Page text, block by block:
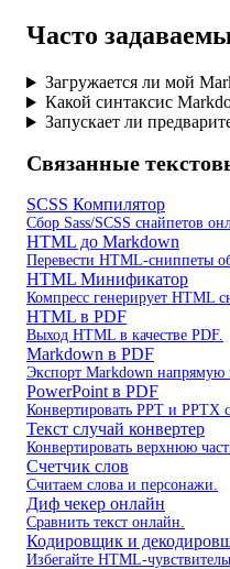
Часто
Загружается ли мой
Какой синтаксис
Запускает ли
Связанные
SCSS Компилятор
Сбор Sass/SCSS снайпетов
HTML до Markdown
Перевести HTML-сниппеты
HTML Минификатор
Компресс генерирует HTML
HTML в PDF
Выход HTML в качестве PDF.
Markdown в PDF
Экспорт Markdown напрямую
PowerPoint в PDF
Конвертировать PPT и PPTX
Текст случай конвертер
Конвертировать верхнюю
Счетчик слов
Считаем слова и персонажи.
Диф чекер онлайн
Сравнить текст онлайн.
Кодировщик и
Избегайте HTML-